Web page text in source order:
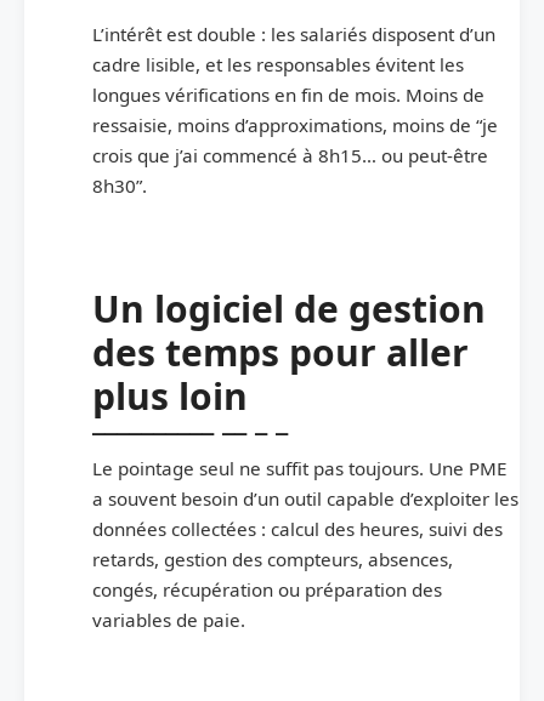
L’intérêt est double : les salariés disposent d’un
cadre lisible, et les responsables évitent les
longues vérifications en fin de mois. Moins de
ressaisie, moins d’approximations, moins de “je
crois que j’ai commencé à 8h15… ou peut-être
8h30”.
Un logiciel de gestion
des temps pour aller
plus loin
Le pointage seul ne suffit pas toujours. Une PME
a souvent besoin d’un outil capable d’exploiter les
données collectées : calcul des heures, suivi des
retards, gestion des compteurs, absences,
congés, récupération ou préparation des
variables de paie.